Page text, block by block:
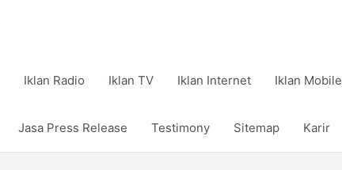
Iklan Radio Iklan TV Iklan Internet Iklan Mobile
Jasa Press Release Testimony Sitemap Karir